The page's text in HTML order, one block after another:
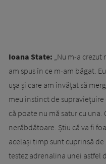
Ioana State: „Nu m-a
am spus în ce m-am băgat.
ușa și care am învățat să
meu instinct de
că poate nu mă satur cu
nerăbdătoare. Știu că va fi
același timp sunt cuprinsă
testez adrenalina unei astfel